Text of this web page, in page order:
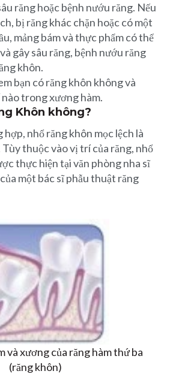
răng hoặc bệnh nướu răng. Nếu
bị răng khác chặn hoặc có một
mảng bám và thực phẩm có thể
gây sâu răng, bệnh nướu răng
khôn.
bạn có răng khôn không và
trong xương hàm.
Khôn không?
nhổ răng khôn mọc lệch là
Tùy thuộc vào vị trí của răng, nhổ
thực hiện tại văn phòng nha sĩ
một bác sĩ phẫu thuật răng
và xương của răng hàm thứ ba
(răng khôn)